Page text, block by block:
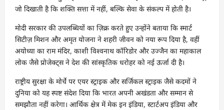
जो दिखाती है कि शक्ति सत्ता में नहीं, बल्कि सेवा के संकल्प में होती है।
मोदी सरकार की उपलब्धियों का ज़िक्र करते हुए उन्होंने बताया कि स्मार्ट
सिटीज़ मिशन और अमृत योजना ने शहरी जीवन को नया रूप दिया है, वहीं
अयोध्या का राम मंदिर, काशी विश्वनाथ कॉरिडोर और उज्जैन का महाकाल
लोक जैसे प्रोजेक्ट्स ने देश की सांस्कृतिक धरोहर को नई ऊर्जा दी है।
राष्ट्रीय सुरक्षा के मोर्चे पर एयर स्ट्राइक और सर्जिकल स्ट्राइक जैसे कदमों ने
दुनिया को यह स्पष्ट संदेश दिया कि भारत अपनी अखंडता और सम्मान से
समझौता नहीं करेगा। आर्थिक क्षेत्र में मेक इन इंडिया, स्टार्टअप इंडिया और